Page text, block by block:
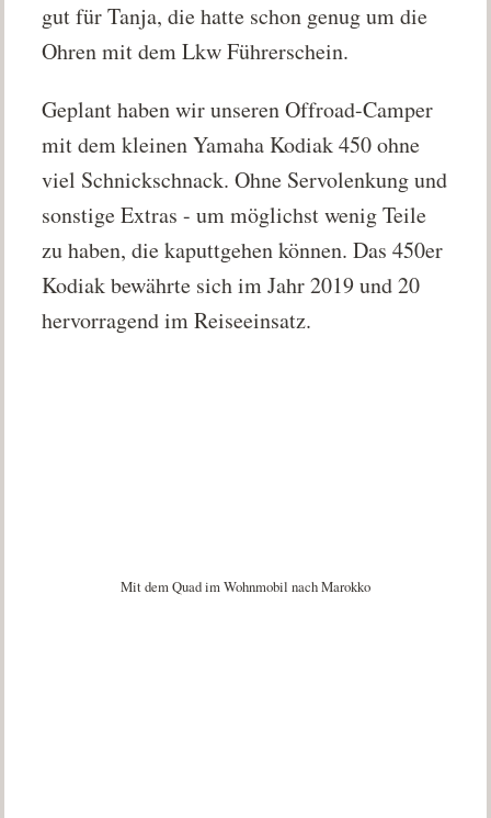
gut für Tanja, die hatte schon genug um die
Ohren mit dem Lkw Führerschein.
Geplant haben wir unseren Offroad-Camper
mit dem kleinen Yamaha Kodiak 450 ohne
viel Schnickschnack. Ohne Servolenkung und
sonstige Extras - um möglichst wenig Teile
zu haben, die kaputtgehen können. Das 450er
Kodiak bewährte sich im Jahr 2019 und 20
hervorragend im Reiseeinsatz.
Mit dem Quad im Wohnmobil nach Marokko